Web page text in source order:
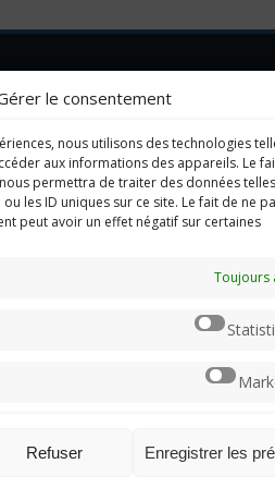
le consentement
nous utilisons des technologies
aux informations des appareils. Le
permettra de traiter des données
les ID uniques sur ce site. Le fait de ne
peut avoir un effet négatif sur certaines
Toujours
Refuser Enregistrer les
traitant de
ou complète
préalable est
DERNIERS
en
de